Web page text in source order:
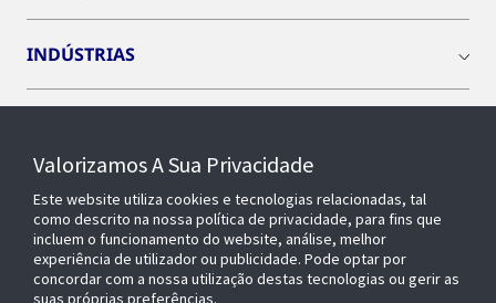
INDÚSTRIAS
SOBRE NÓS
OPENBLUE
Valorizamos A Sua Privacidade
Este website utiliza cookies e tecnologias relacionadas, tal
como descrito na nossa política de privacidade, para fins que
incluem o funcionamento do website, análise, melhor
experiência de utilizador ou publicidade. Pode optar por
concordar com a nossa utilização destas tecnologias ou gerir as
suas próprias preferências.